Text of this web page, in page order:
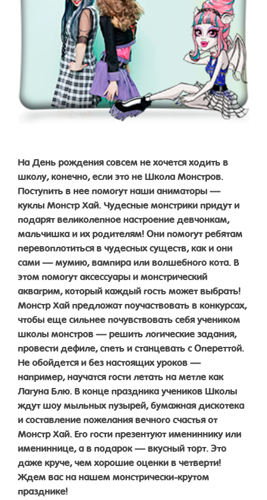
На День рождения совсем не хочется ходить в
школу, конечно, если это не Школа Монстров.
Поступить в нее помогут наши аниматоры —
куклы Монстр Хай. Чудесные монстрики придут и
подарят великолепное настроение девчонкам,
мальчишка и их родителям! Они помогут ребятам
перевоплотиться в чудесных существ, как и они
сами — мумию, вампира или волшебного кота. В
этом помогут аксессуары и монстрический
аквагрим, который каждый гость может выбрать!
Монстр Хай предложат поучаствовать в конкурсах,
чтобы еще сильнее почувствовать себя учеником
школы монстров — решить логические задания,
провести дефиле, спеть и станцевать с Опереттой.
Не обойдется и без настоящих уроков —
например, научатся гости летать на метле как
Лагуна Блю. В конце праздника учеников Школы
ждут шоу мыльных пузырей, бумажная дискотека
и составление пожелания вечного счастья от
Монстр Хай. Его гости презентуют имениннику или
имениннице, а в подарок — вкусный торт. Это
даже круче, чем хорошие оценки в четверти!
Ждем вас на нашем монстрически-крутом
празднике!